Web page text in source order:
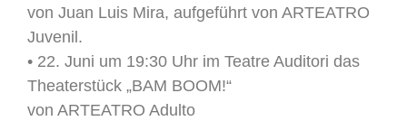
von Juan Luis Mira, aufgeführt von ARTEATRO
Juvenil.
• 22. Juni um 19:30 Uhr im Teatre Auditori das
Theaterstück „BAM BOOM!“
von ARTEATRO Adulto